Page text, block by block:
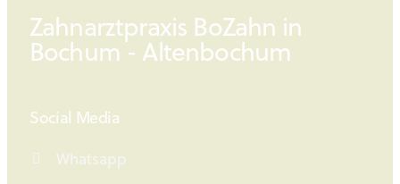
Zahnarztpraxis BoZahn in
Bochum - Altenbochum
Social Media
Whatsapp